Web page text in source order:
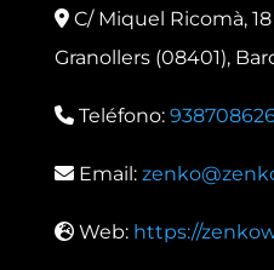
C/ Miquel Ricomà, 18
Granollers (08401),
Teléfono:
Email:
Web: https://